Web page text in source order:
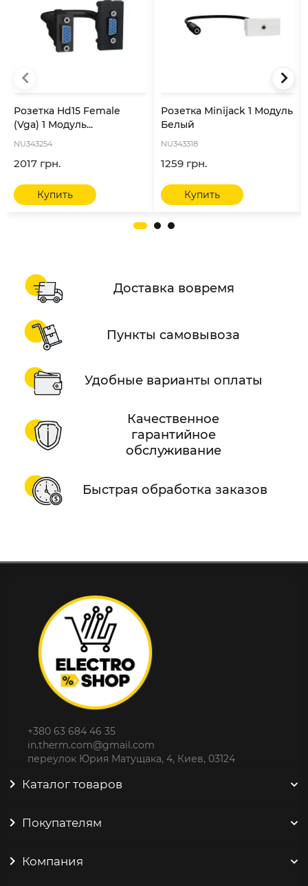
Розетка Hd15 Female
(Vga) 1 Модуль...
NU343254
2017 грн.
Купить
Розетка Minijack 1 Модуль
Белый
NU343318
1259 грн.
Купить
Доставка вовремя
Пункты самовывоза
Удобные варианты оплаты
Качественное
гарантийное
обслуживание
Быстрая обработка заказов
+380 63 684 46 35
in.therm.com@gmail.com
переулок Юрия Матущака, 4, Киев, 03124
Каталог товаров
Покупателям
Компания